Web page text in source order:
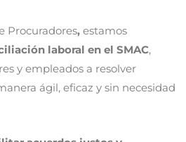
Procuradores, estamos
laboral en el SMAC,
y empleados a resolver
ágil, eficaz y sin necesidad